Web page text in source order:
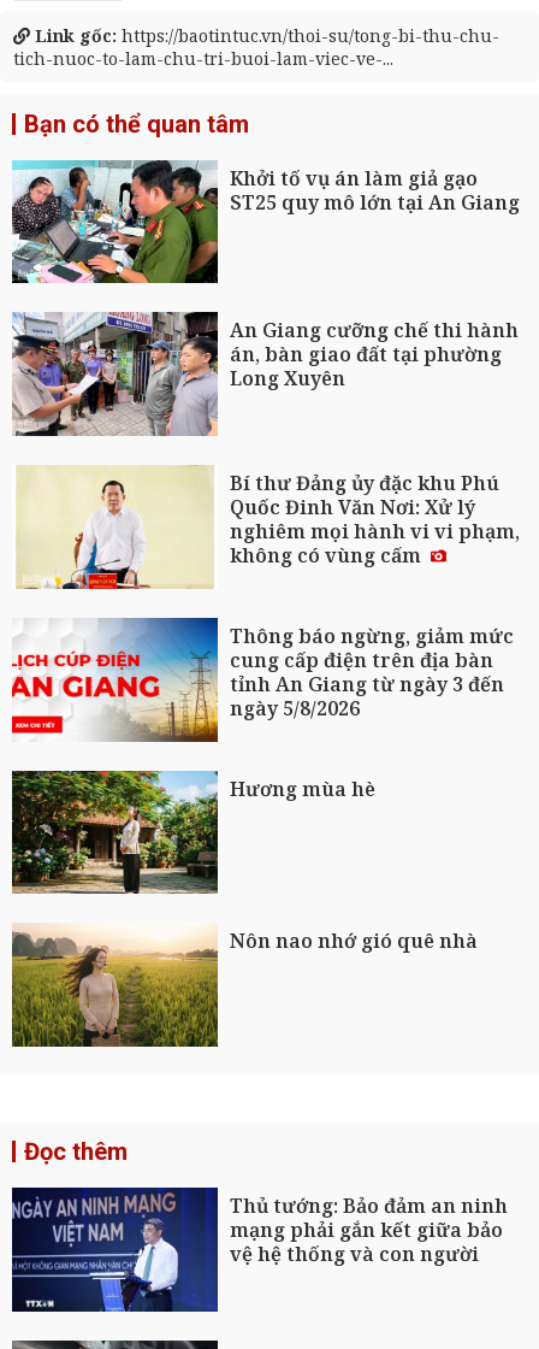
Link gốc: https://baotintuc.vn/thoi-su/tong-bi-thu-chu-
tich-nuoc-to-lam-chu-tri-buoi-lam-viec-ve-...
Bạn có thể quan tâm
Khởi tố vụ án làm giả gạo
ST25 quy mô lớn tại An Giang
An Giang cưỡng chế thi hành
án, bàn giao đất tại phường
Long Xuyên
Bí thư Đảng ủy đặc khu Phú
Quốc Đinh Văn Nơi: Xử lý
nghiêm mọi hành vi vi phạm,
không có vùng cấm
Thông báo ngừng, giảm mức
cung cấp điện trên địa bàn
tỉnh An Giang từ ngày 3 đến
ngày 5/8/2026
Hương mùa hè
Nôn nao nhớ gió quê nhà
Đọc thêm
Thủ tướng: Bảo đảm an ninh
mạng phải gắn kết giữa bảo
vệ hệ thống và con người